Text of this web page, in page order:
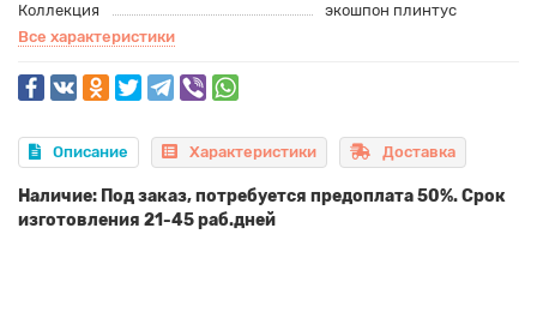
Коллекция
экошпон плинтус
Все характеристики
Описание Характеристики Доставка
Наличие: Под заказ, потребуется предоплата 50%. Срок
изготовления 21-45 раб.дней